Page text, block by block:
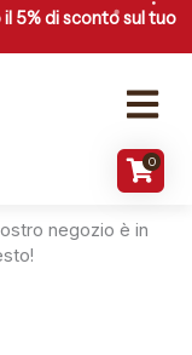
5% di sconto sul tuo
Menu
0
negozio è in